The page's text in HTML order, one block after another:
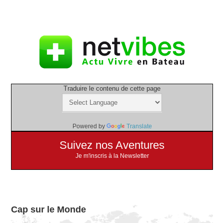
Traduire le contenu de cette page
Powered by Translate
Suivez nos Aventures
Je m'inscris à la Newsletter
Cap sur le Monde